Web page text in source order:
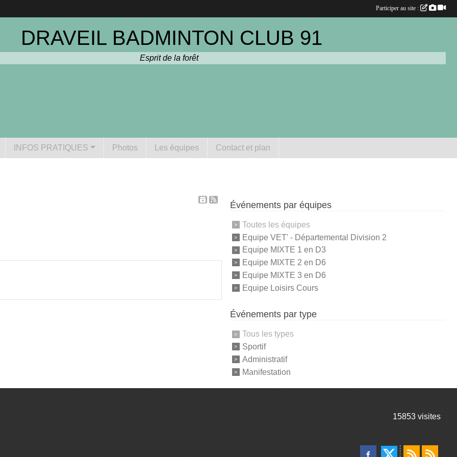
DRAVEIL BADMINTON CLUB 91
Esprit de la forêt
INFOS PRATIQUES Photos Les équipes Contact et plan
Événements par équipes
Toutes les équipes
Equipe VET' - Départemental Division 2
Equipe MIXTE 1 en D3
Equipe MIXTE 2 en D6
Equipe MIXTE 3 en D6
Equipe Loisirs Cours
Événements par type
Tous les types
Sportif
Administratif
Manifestation
15853 visites
Participer au site :